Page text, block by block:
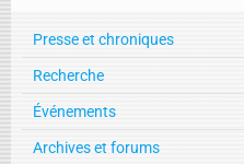
Presse et chroniques
Recherche
Événements
Archives et forums